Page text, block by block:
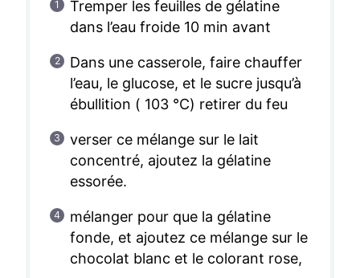
Tremper les feuilles de gélatine
dans l’eau froide 10 min avant
Dans une casserole, faire chauffer
l’eau, le glucose, et le sucre jusqu’à
ébullition ( 103 °C) retirer du feu
verser ce mélange sur le lait
concentré, ajoutez la gélatine
essorée.
mélanger pour que la gélatine
fonde, et ajoutez ce mélange sur le
chocolat blanc et le colorant rose,